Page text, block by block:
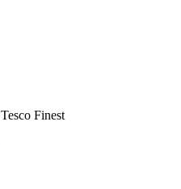
Tesco Finest